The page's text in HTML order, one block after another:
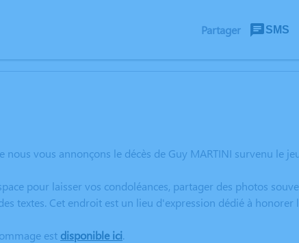
Partager SMS
nous vous annonçons le décès de Guy MARTINI survenu le
pour laisser vos condoléances, partager des photos
textes. Cet endroit est un lieu d'expression dédié à honorer
est disponible ici.